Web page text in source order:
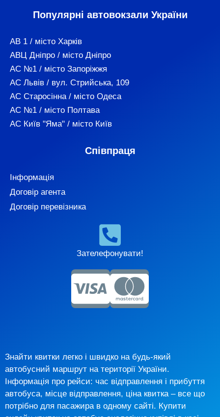
Популярні автовокзали України
АВ 1 / місто Харків
АВЦ Дніпро / місто Дніпро
АС №1 / місто Запоріжжя
АС Львів / вул. Стрийська, 109
АС Старосінна / місто Одеса
АС №1 / місто Полтава
АС Київ "Яма" / місто Київ
Співпраця
Інформація
Договір агента
Договір перевізника
Зателефонувати!
Знайти квитки легко і швидко на будь-який
автобусний маршрут на території України.
Інформація про рейси: час відправлення і прибуття
автобуса, місце відправлення, ціна квитка – все що
потрібно для пасажира в одному сайті. Купити